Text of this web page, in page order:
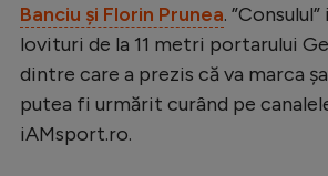
Ligue 1
Campionate
Starurile fotbalului
Banciu și Florin Prunea.
lovituri de la 11 metri portarului
dintre care a prezis că va marca
putea fi urmărit curând pe
iAMsport.ro.